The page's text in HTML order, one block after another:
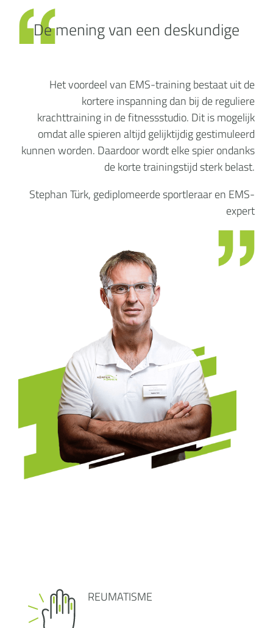
Het voordeel van EMS-training bestaat uit de
kortere inspanning dan bij de reguliere
krachttraining in de fitnessstudio. Dit is mogelijk
omdat alle spieren altijd gelijktijdig gestimuleerd
kunnen worden. Daardoor wordt elke spier ondanks
de korte trainingstijd sterk belast.
Stephan Türk, gediplomeerde sportleraar en EMS-
expert
De mening van een deskundige
REUMATISME